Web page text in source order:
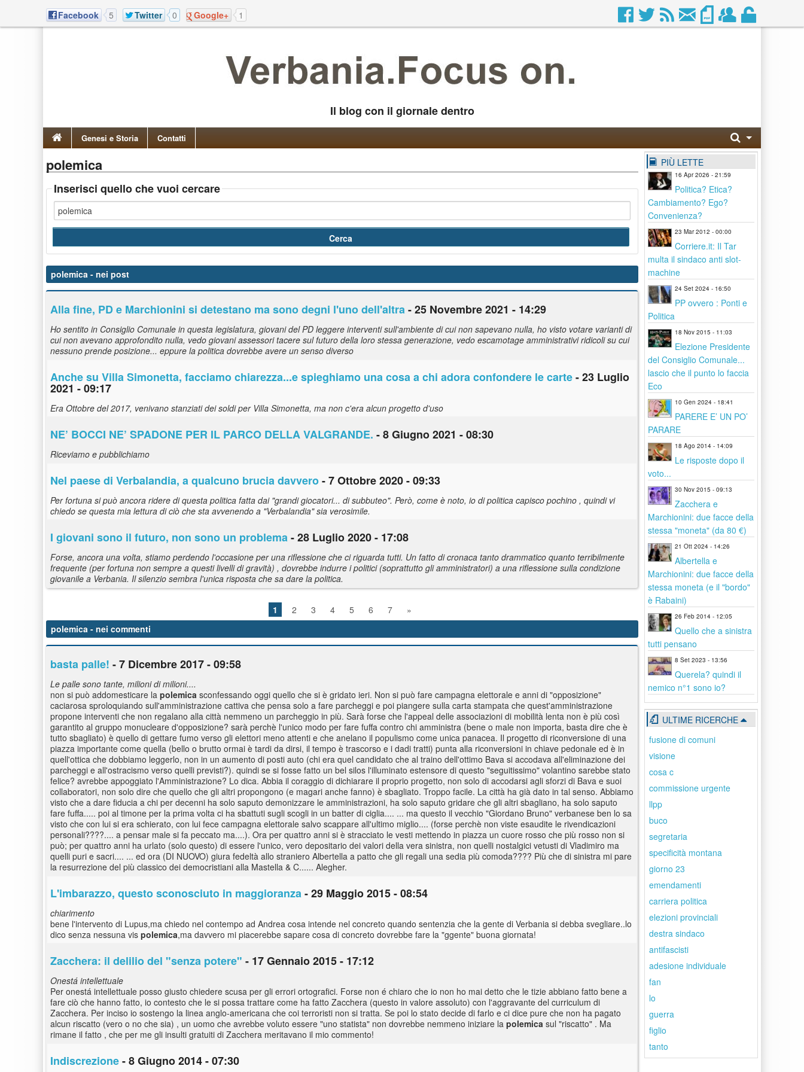
Facebook 5 Twitter 0 Google+ 1
Il blog con il giornale dentro
Genesi e Storia Contatti
polemica
Inserisci quello che vuoi cercare
polemica - nei post
Alla fine, PD e Marchionini si detestano ma sono degni l'uno dell'altra- 25 Novembre 2021 - 14:29
Ho sentito in Consiglio Comunale in questa legislatura, giovani del PD leggere interventi sull'ambiente di cui non sapevano nulla, ho visto votare varianti di
cui non avevano approfondito nulla, vedo giovani assessori tacere sul futuro della loro stessa generazione, vedo escamotage amministrativi ridicoli su cui
nessuno prende posizione... eppure la politica dovrebbe avere un senso diverso
Anche su Villa Simonetta, facciamo chiarezza...e spieghiamo una cosa a chi adora confondere le carte- 23 Luglio
2021 - 09:17
Era Ottobre del 2017, venivano stanziati dei soldi per Villa Simonetta, ma non c'era alcun progetto d'uso
NE’ BOCCI NE’ SPADONE PER IL PARCO DELLA VALGRANDE. - 8 Giugno 2021 - 08:30
Riceviamo e pubblichiamo
Nel paese di Verbalandia, a qualcuno brucia davvero- 7 Ottobre 2020 - 09:33
Per fortuna si può ancora ridere di questa politica fatta dai "grandi giocatori... di subbuteo". Però, come è noto, io di politica capisco pochino , quindi vi
chiedo se questa mia lettura di ciò che sta avvenendo a "Verbalandia" sia verosimile.
I giovani sono il futuro, non sono un problema- 28 Luglio 2020 - 17:08
Forse, ancora una volta, stiamo perdendo l'occasione per una riflessione che ci riguarda tutti. Un fatto di cronaca tanto drammatico quanto terribilmente
frequente (per fortuna non sempre a questi livelli di gravità) , dovrebbe indurre i politici (soprattutto gli amministratori) a una riflessione sulla condizione
giovanile a Verbania. Il silenzio sembra l'unica risposta che sa dare la politica.
1 2 3 4 5 6 7
»
polemica - nei commenti
basta palle! - 7 Dicembre 2017 - 09:58
Le palle sono tante, milioni di milioni....
non si può addomesticare la polemica sconfessando oggi quello che si è gridato ieri. Non si può fare campagna elettorale e anni di "opposizione"
caciarosa sproloquiando sull'amministrazione cattiva che pensa solo a fare parcheggi e poi piangere sulla carta stampata che quest'amministrazione
propone interventi che non regalano alla città nemmeno un parcheggio in più. Sarà forse che l'appeal delle associazioni di mobilità lenta non è più così
garantito al gruppo monucleare d'opposizione? sarà perchè l'unico modo per fare fuffa contro chi amministra (bene o male non importa, basta dire che è
tutto sbagliato) è quello di gettare fumo verso gli elettori meno attenti e che anelano il populismo come unica panacea. Il progetto di riconversione di una
piazza importante come quella (bello o brutto ormai è tardi da dirsi, il tempo è trascorso e i dadi tratti) punta alla riconversioni in chiave pedonale ed è in
quell'ottica che dobbiamo leggerlo, non in un aumento di posti auto (chi era quel candidato che al traino dell'ottimo Bava si accodava all'eliminazione dei
parcheggi e all'ostracismo verso quelli previsti?). quindi se si fosse fatto un bel silos l'illuminato estensore di questo "seguitissimo" volantino sarebbe stato
felice? avrebbe appoggiato l'Amministrazione? Lo dica. Abbia il coraggio di dichiarare il proprio progetto, non solo di accodarsi agli sforzi di Bava e suoi
collaboratori, non solo dire che quello che gli altri propongono (e magari anche fanno) è sbagliato. Troppo facile. La città ha già dato in tal senso. Abbiamo
visto che a dare fiducia a chi per decenni ha solo saputo demonizzare le amministrazioni, ha solo saputo gridare che gli altri sbagliano, ha solo saputo
fare fuffa..... poi al timone per la prima volta ci ha sbattuti sugli scogli in un batter di ciglia.... ... ma questo il vecchio "Giordano Bruno" verbanese ben lo sa
visto che con lui si era schierato, con lui fece campagna elettorale salvo scappare all'ultimo miglio.... (forse perchè non viste esaudite le rivendicazioni
personali????.... a pensar male si fa peccato ma....). Ora per quattro anni si è stracciato le vesti mettendo in piazza un cuore rosso che più rosso non si
può; per quattro anni ha urlato (solo questo) di essere l'unico, vero depositario dei valori della vera sinistra, non quelli nostalgici vetusti di Vladimiro ma
quelli puri e sacri.... ... ed ora (DI NUOVO) giura fedeltà allo straniero Albertella a patto che gli regali una sedia più comoda???? Più che di sinistra mi pare
la resurrezione del più classico dei democristiani alla Mastella & C...... Alegher.
L'imbarazzo, questo sconosciuto in maggioranza- 29 Maggio 2015 - 08:54
chiarimento
bene l'intervento di Lupus,ma chiedo nel contempo ad Andrea cosa intende nel concreto quando sentenzia che la gente di Verbania si debba svegliare..lo
dico senza nessuna vis polemica,ma davvero mi piacerebbe sapare cosa di concreto dovrebbe fare la "ggente" buona giornata!
Zacchera: il delilio del "senza potere" - 17 Gennaio 2015 - 17:12
Onestá intellettuale
Per onestá intellettuale posso giusto chiedere scusa per gli errori ortografici. Forse non é chiaro che io non ho mai detto che le tizie abbiano fatto bene a
fare ciò che hanno fatto, io contesto che le si possa trattare come ha fatto Zacchera (questo in valore assoluto) con l'aggravante del curriculum di
Zacchera. Per inciso io sostengo la linea anglo-americana che coi terroristi non si tratta. Se poi lo stato decide di farlo e ci dice pure che non ha pagato
alcun riscatto (vero o no che sia) , un uomo che avrebbe voluto essere "uno statista" non dovrebbe nemmeno iniziare la polemica sul "riscatto" . Ma
rimane il fatto , che per me gli insulti gratuiti di Zacchera meritavano il mio commento!
Indiscrezione- 8 Giugno 2014 - 07:30
PIÙ LETTE
16 Apr 2026 - 21:59
Politica? Etica?
Cambiamento? Ego?
Convenienza?
23 Mar 2012 - 00:00
Corriere.it: Il Tar
multa il sindaco anti slot-
machine
24 Set 2024 - 16:50
PP ovvero : Ponti e
Politica
18 Nov 2015 - 11:03
Elezione Presidente
del Consiglio Comunale...
lascio che il punto lo faccia
Eco
10 Gen 2024 - 18:41
PARERE E’ UN PO’
PARARE
18 Ago 2014 - 14:09
Le risposte dopo il
voto...
30 Nov 2015 - 09:13
Zacchera e
Marchionini: due facce della
stessa "moneta" (da 80 €)
21 Ott 2024 - 14:26
Albertella e
Marchionini: due facce della
stessa moneta (e il "bordo"
è Rabaini)
26 Feb 2014 - 12:05
Quello che a sinistra
tutti pensano
8 Set 2023 - 13:56
Querela? quindi il
nemico n°1 sono io?
ULTIME RICERCHE
fusione di comuni
visione
cosa c
commissione urgente
llpp
buco
segretaria
specificità montana
giorno 23
emendamenti
carriera politica
elezioni provinciali
destra sindaco
antifascisti
adesione individuale
fan
lo
guerra
figlio
tanto